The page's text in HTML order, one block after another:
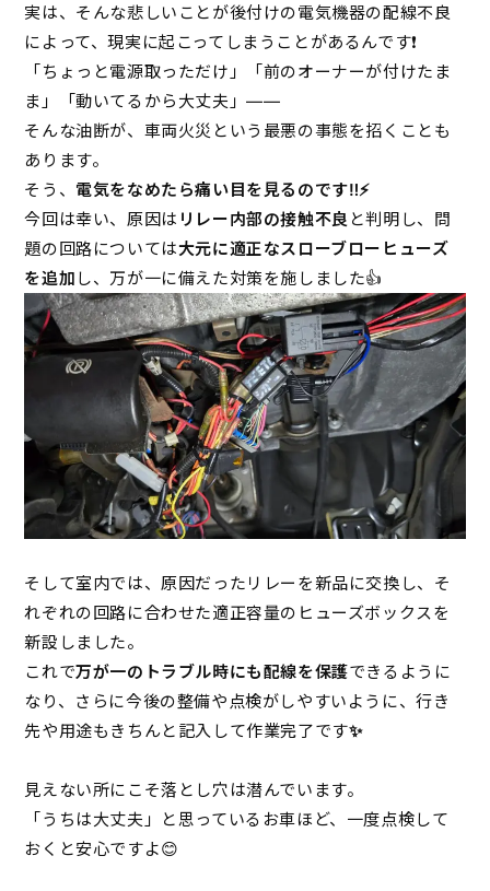
実は、そんな悲しいことが後付けの電気機器の配線不良
によって、現実に起こってしまうことがあるんです❗
「ちょっと電源取っただけ」「前のオーナーが付けたま
ま」「動いてるから大丈夫」――
そんな油断が、車両火災という最悪の事態を招くことも
あります。
そう、 電気をなめたら痛い目を見るのです‼️⚡
今回は幸い、原因は リレー内部の接触不良 と判明し、問
題の回路については大元に適正なスローブローヒューズ
を追加 し、万が一に備えた対策を施しました👍
そして室内では、原因だったリレーを新品に交換し、そ
れぞれの回路に合わせた適正容量のヒューズボックスを
新設しました。
これで万が一のトラブル時にも配線を保護できるように
なり、さらに今後の整備や点検がしやすいように、行き
先や用途もきちんと記入して作業完了です✨
見えない所にこそ落とし穴は潜んでいます。
「うちは大丈夫」と思っているお車ほど、一度点検して
おくと安心ですよ😊